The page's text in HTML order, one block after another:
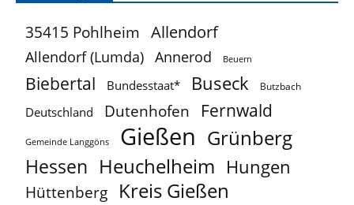
35415 Pohlheim Allendorf
Allendorf (Lumda) Annerod Beuern
Biebertal Bundesstaat* Buseck Butzbach
Deutschland Dutenhofen Fernwald
Gemeinde Langgöns Gießen Grünberg
Hessen Heuchelheim Hungen
Hüttenberg Kreis Gießen